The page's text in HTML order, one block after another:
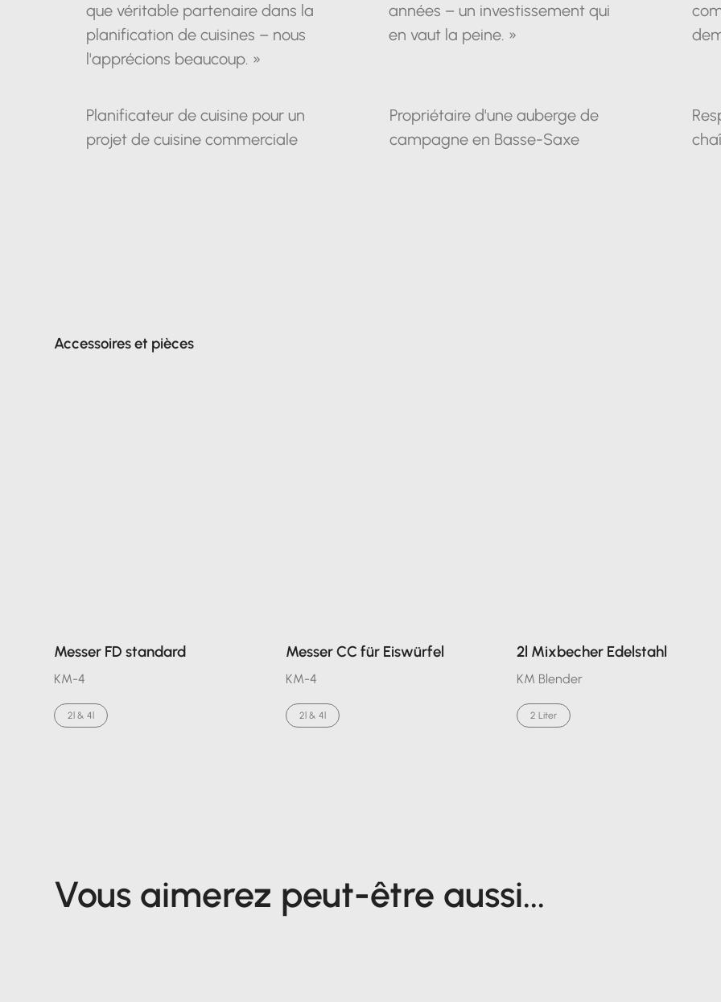
que véritable partenaire dans la
planification de cuisines – nous
l'apprécions beaucoup. »
Planificateur de cuisine pour un
projet de cuisine commerciale
années – un investissement qui
en vaut la peine. »
Propriétaire d'une auberge de
campagne en Basse-Saxe
Accessoires et pièces
Messer FD standard
KM-4
2l & 4l
Messer CC für Eiswürfel
KM-4
2l & 4l
2l Mixbecher Edelstahl
KM Blender
2 Liter
Vous aimerez peut-être aussi...